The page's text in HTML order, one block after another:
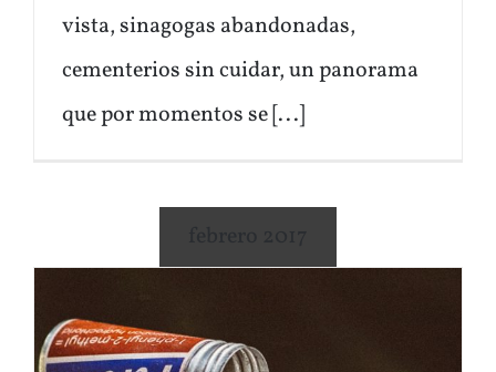
vista, sinagogas abandonadas,
cementerios sin cuidar, un panorama
que por momentos se [...]